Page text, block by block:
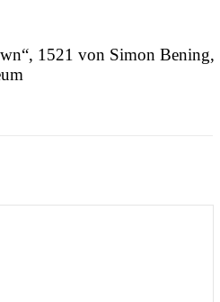
1521 von Simon Bening,